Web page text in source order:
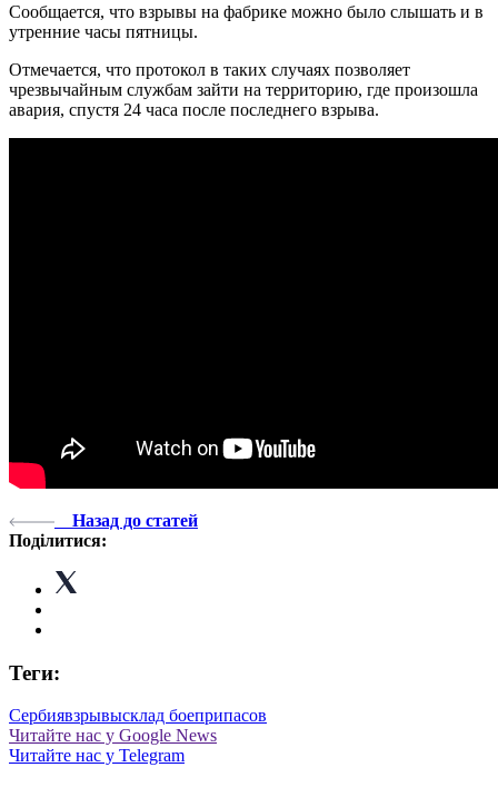
Сообщается, что взрывы на фабрике можно было слышать и в
утренние часы пятницы.
Отмечается, что протокол в таких случаях позволяет
чрезвычайным службам зайти на территорию, где произошла
авария, спустя 24 часа после последнего взрыва.
Назад до статей
Поділитися:
Теги:
Сербиявзрывысклад боеприпасов
Читайте нас у Google News
Читайте нас у Telegram